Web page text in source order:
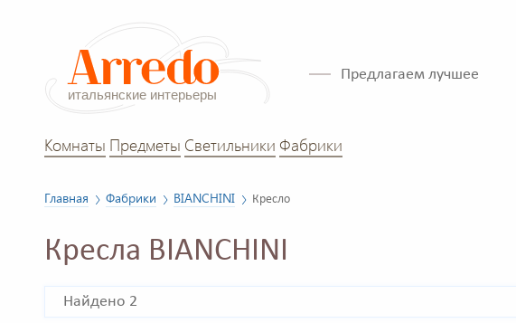
Предлагаем лучшее
Комнаты Предметы Светильники Фабрики
Главная Фабрики BIANCHINI Кресло
Кресла BIANCHINI
Найдено 2